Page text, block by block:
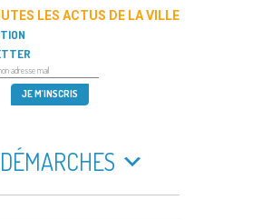
LES ACTUS DE LA VILLE
DÉMARCHES